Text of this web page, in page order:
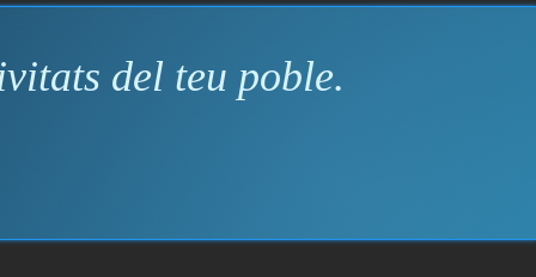
del teu poble.